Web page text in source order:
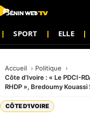
SPORT ELLE
Accueil
Politique
Côte d’Ivoire : « Le PDCI-
RHDP », Bredoumy Kouassi
CÔTE D'IVOIRE